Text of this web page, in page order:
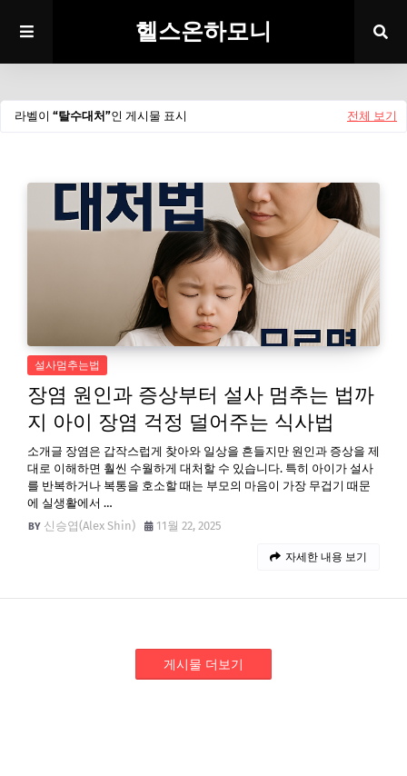
헬스온하모니
라벨이 탈수대처 인 게시물 표시 전체 보기
설사멈추는법
장염 원인과 증상부터 설사 멈추는 법까
지 아이 장염 걱정 덜어주는 식사법
소개글 장염은 갑작스럽게 찾아와 일상을 흔들지만 원인과 증상을 제
대로 이해하면 훨씬 수월하게 대처할 수 있습니다. 특히 아이가 설사
를 반복하거나 복통을 호소할 때는 부모의 마음이 가장 무겁기 때문
에 실생활에서 …
신승엽(Alex Shin)
11월 22, 2025
자세한 내용 보기
게시물 더보기